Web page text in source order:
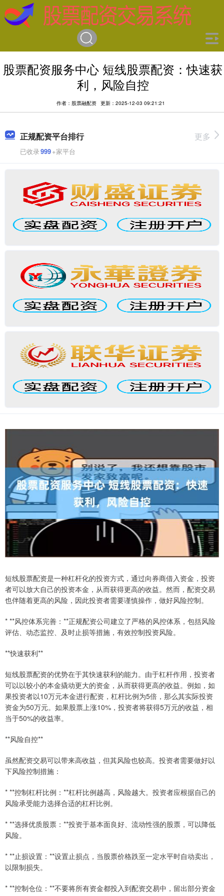
股票配资服务中心 短线股票配资：快速获
利，风险自控
作者：股票融配资 更新：2025-12-03 09:21:21
正规配资平台排行
已收录999+家平台
更多
短线股票配资是一种杠杆化的投资方式，通过向券商借入资金，投资
者可以放大自己的投资本金，从而获得更高的收益。然而，配资交易
也伴随着更高的风险，因此投资者需要谨慎操作，做好风险控制。
* **风控体系完善：**正规配资公司建立了严格的风控体系，包括风险
评估、动态监控、及时止损等措施，有效控制投资风险。
**快速获利**
短线股票配资的优势在于其快速获利的能力。由于杠杆作用，投资者
可以以较小的本金撬动更大的资金，从而获得更高的收益。例如，如
果投资者以10万元本金进行配资，杠杆比例为5倍，那么其实际投资
资金为50万元。如果股票上涨10%，投资者将获得5万元的收益，相
当于50%的收益率。
**风险自控**
虽然配资交易可以带来高收益，但其风险也较高。投资者需要做好以
下风险控制措施：
* **控制杠杆比例：**杠杆比例越高，风险越大。投资者应根据自己的
风险承受能力选择合适的杠杆比例。
* **选择优质股票：**投资于基本面良好、流动性强的股票，可以降低
风险。
* **止损设置：**设置止损点，当股票价格跌至一定水平时自动卖出，
以限制损失。
* **控制仓位：**不要将所有资金都投入到配资交易中，留出部分资金